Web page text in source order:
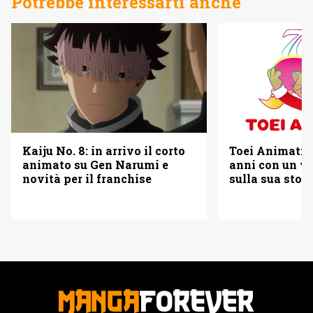
Kaiju No. 8: in arrivo il corto
animato su Gen Narumi e
novità per il franchise
Toei
anni con un
sulla sua